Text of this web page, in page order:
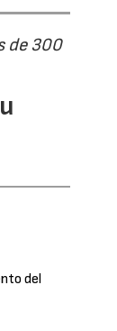
de 300
del